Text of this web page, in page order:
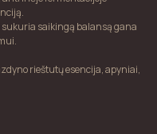
sukuria saikingą balansą gana
rieštutų esencija, apyniai,